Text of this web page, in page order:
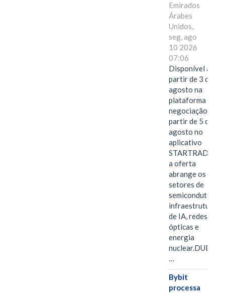
Emirados
Árabes
Unidos,
seg, ago
10 2026
07:06
Disponível a
partir de 3 de
agosto na
plataforma de
negociação e a
partir de 5 de
agosto no
aplicativo
STARTRADER,
a oferta
abrange os
setores de
semicondutores,
infraestrutura
de IA, redes
ópticas e
energia
nuclear.DUBAI,
…
Bybit
processa